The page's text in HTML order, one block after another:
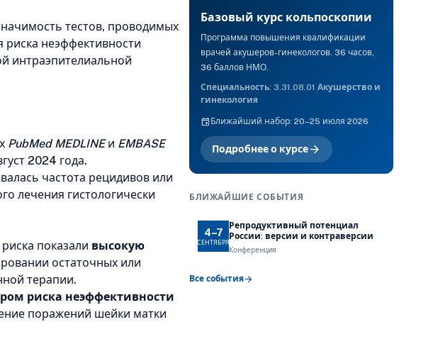
тестов, проводимых
риска неэффективности
интраэпителиальной
PubMed MEDLINEи EMBASE
2024 года.
частота рецидивов или
лечения гистологически
показали высокую
остаточных или
терапии.
риска неэффективности
поражений шейки матки
Базовый курс кольпоскопии
Программа повышения квалификации
врачей акушеров-гинекологов. 36 часов,
36 баллов НМО.
Специальность: 3.31.08.01 Акушерство и
гинекология
event Ближайший набор: 20–25 июля 2026
Подробнее о курсеarrow_forward
БЛИЖАЙШИЕ СОБЫТИЯ
4–7
СЕНТЯБРЯ
Репродуктивный потенциал
России: версии и контраверсии
Конференция
Все событияarrow_forward